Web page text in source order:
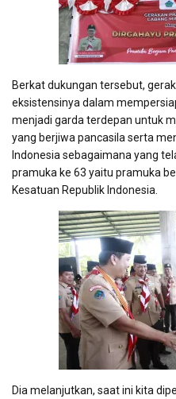
Berkat dukungan tersebut,
eksistensinya dalam
menjadi garda terdepan untuk
yang berjiwa pancasila serta
Indonesia sebagaimana yang
pramuka ke 63 yaitu pramuka
Kesatuan Republik Indonesia.
Dia melanjutkan, saat ini kita